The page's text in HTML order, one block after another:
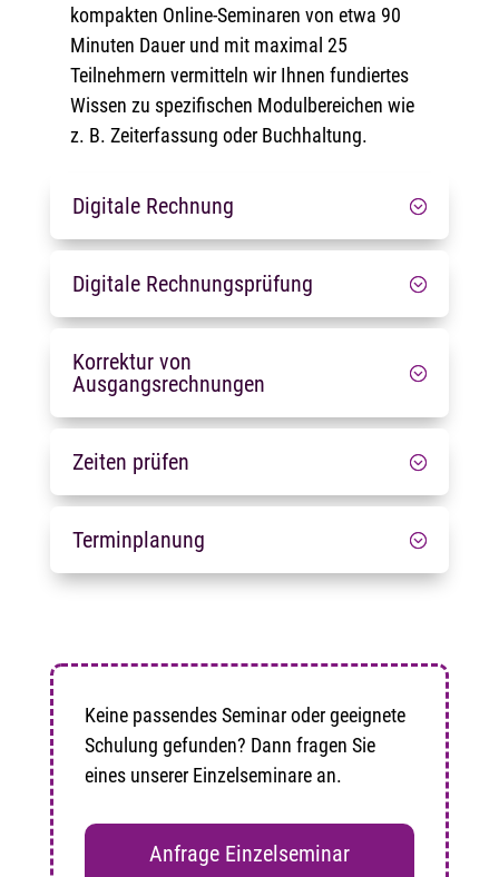
kompakten Online-Seminaren von etwa 90
Minuten Dauer und mit maximal 25
Teilnehmern vermitteln wir Ihnen fundiertes
Wissen zu spezifischen Modulbereichen wie
z. B. Zeiterfassung oder Buchhaltung.
Digitale Rechnung
Digitale Rechnungsprüfung
Korrektur von
Ausgangsrechnungen
Zeiten prüfen
Terminplanung
Keine passendes Seminar oder geeignete
Schulung gefunden? Dann fragen Sie
eines unserer Einzelseminare an.
Anfrage Einzelseminar